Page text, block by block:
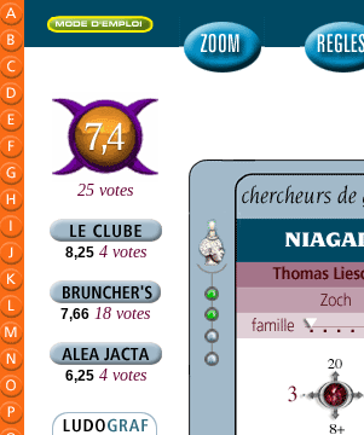
25 votes
8,25 4 votes
7,66 18 votes
6,25 4 votes